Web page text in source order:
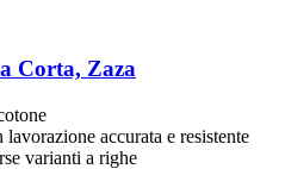
Corta, Zaza
lavorazione accurata e resistente
varianti a righe